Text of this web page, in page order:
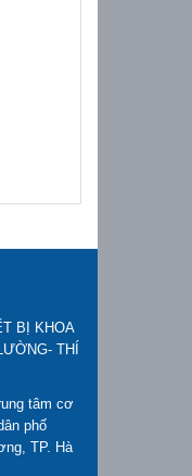
BỊ KHOA
THÍ
tâm cơ
phố
TP. Hà